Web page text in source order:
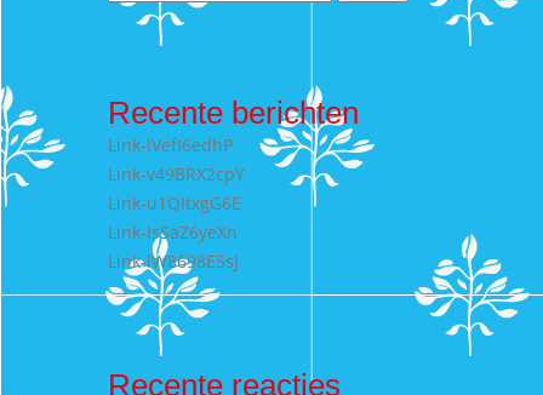
naar:
Recente berichten
Link-lVefI6edhP
Link-v49BRX2cpY
Link-u1QItxgG6E
Link-IsSaZ6yeXn
Link-lW8698E5sJ
Recente reacties